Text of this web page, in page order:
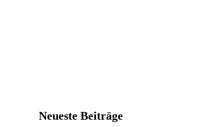
Neueste Beiträge